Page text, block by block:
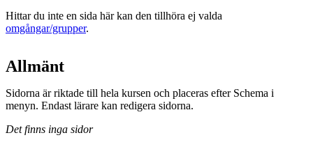
Hittar du inte en sida här kan den tillhöra ej valda
omgångar/grupper.
Allmänt
Sidorna är riktade till hela kursen och placeras efter Schema i
menyn. Endast lärare kan redigera sidorna.
Det finns inga sidor